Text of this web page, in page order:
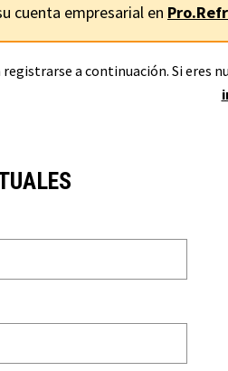
cuenta empresarial en
a continuación. Si eres